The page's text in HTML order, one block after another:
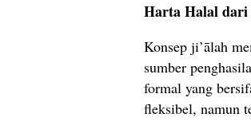
Harta Halal dari
Konsep ji’ālah
sumber
formal yang
fleksibel, namun